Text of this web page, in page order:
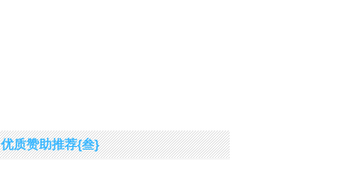
优质赞助推荐{叁}